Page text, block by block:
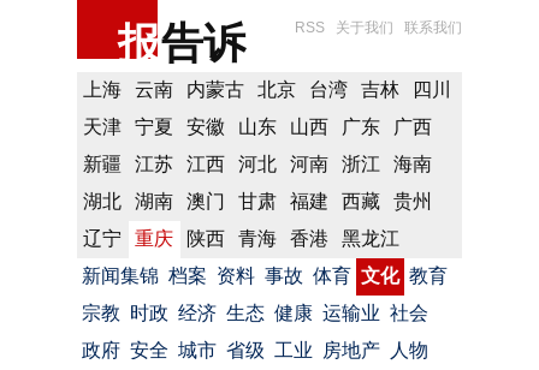
报告诉 RSS 关于我们 联系我们
上海 云南 内蒙古 北京 台湾 吉林
四川
天津
宁夏 安徽 山东 山西 广东
广西
新疆
江苏 江西 河北 河南 浙江
海南
湖北
湖南 澳门 甘肃 福建 西藏
贵州
辽宁
重庆 陕西 青海 香港
黑龙江
新闻集锦 档案 资料 事故 体育 文化 教育
宗教 时政 经济 生态 健康 运输业 社会
政府 安全 城市 省级 工业 房地产
人物